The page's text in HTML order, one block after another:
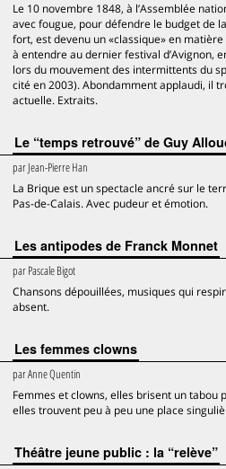
Le 10 novembre 1848, à l’Assemblée
avec fougue, pour défendre le budget de
fort, est devenu un «classique» en
à entendre au dernier festival d’Avignon,
lors du mouvement des intermittents du
cité en 2003). Abondamment applaudi, il
actuelle. Extraits.
Le “temps retrouvé” de Guy
parJean-Pierre Han
La Brique est un spectacle ancré sur le
Pas-de-Calais. Avec pudeur et émotion.
Les antipodes de Franck Monnet
parPascale Bigot
Chansons dépouillées, musiques qui
absent.
Les femmes clowns
parAnne Quentin
Femmes et clowns, elles brisent un tabou
elles trouvent peu à peu une place
Théâtre jeune public : la “relève”